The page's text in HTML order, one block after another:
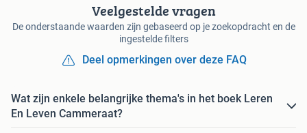
Veelgestelde vragen
De onderstaande waarden zijn gebaseerd op je zoekopdracht en de
ingestelde filters
Deel opmerkingen over deze FAQ
Wat zijn enkele belangrijke thema's in het boek Leren
En Leven Cammeraat?